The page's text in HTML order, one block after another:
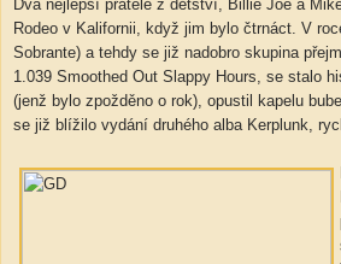
Dva nejlepší přátelé z dětství, Billie Joe a
Rodeo v Kalifornii, když jim bylo čtrnáct. V
Sobrante) a tehdy se již nadobro skupina
1.039 Smoothed Out Slappy Hours, se stalo
(jenž bylo zpožděno o rok), opustil kapelu
se již blížilo vydání druhého alba Kerplunk,